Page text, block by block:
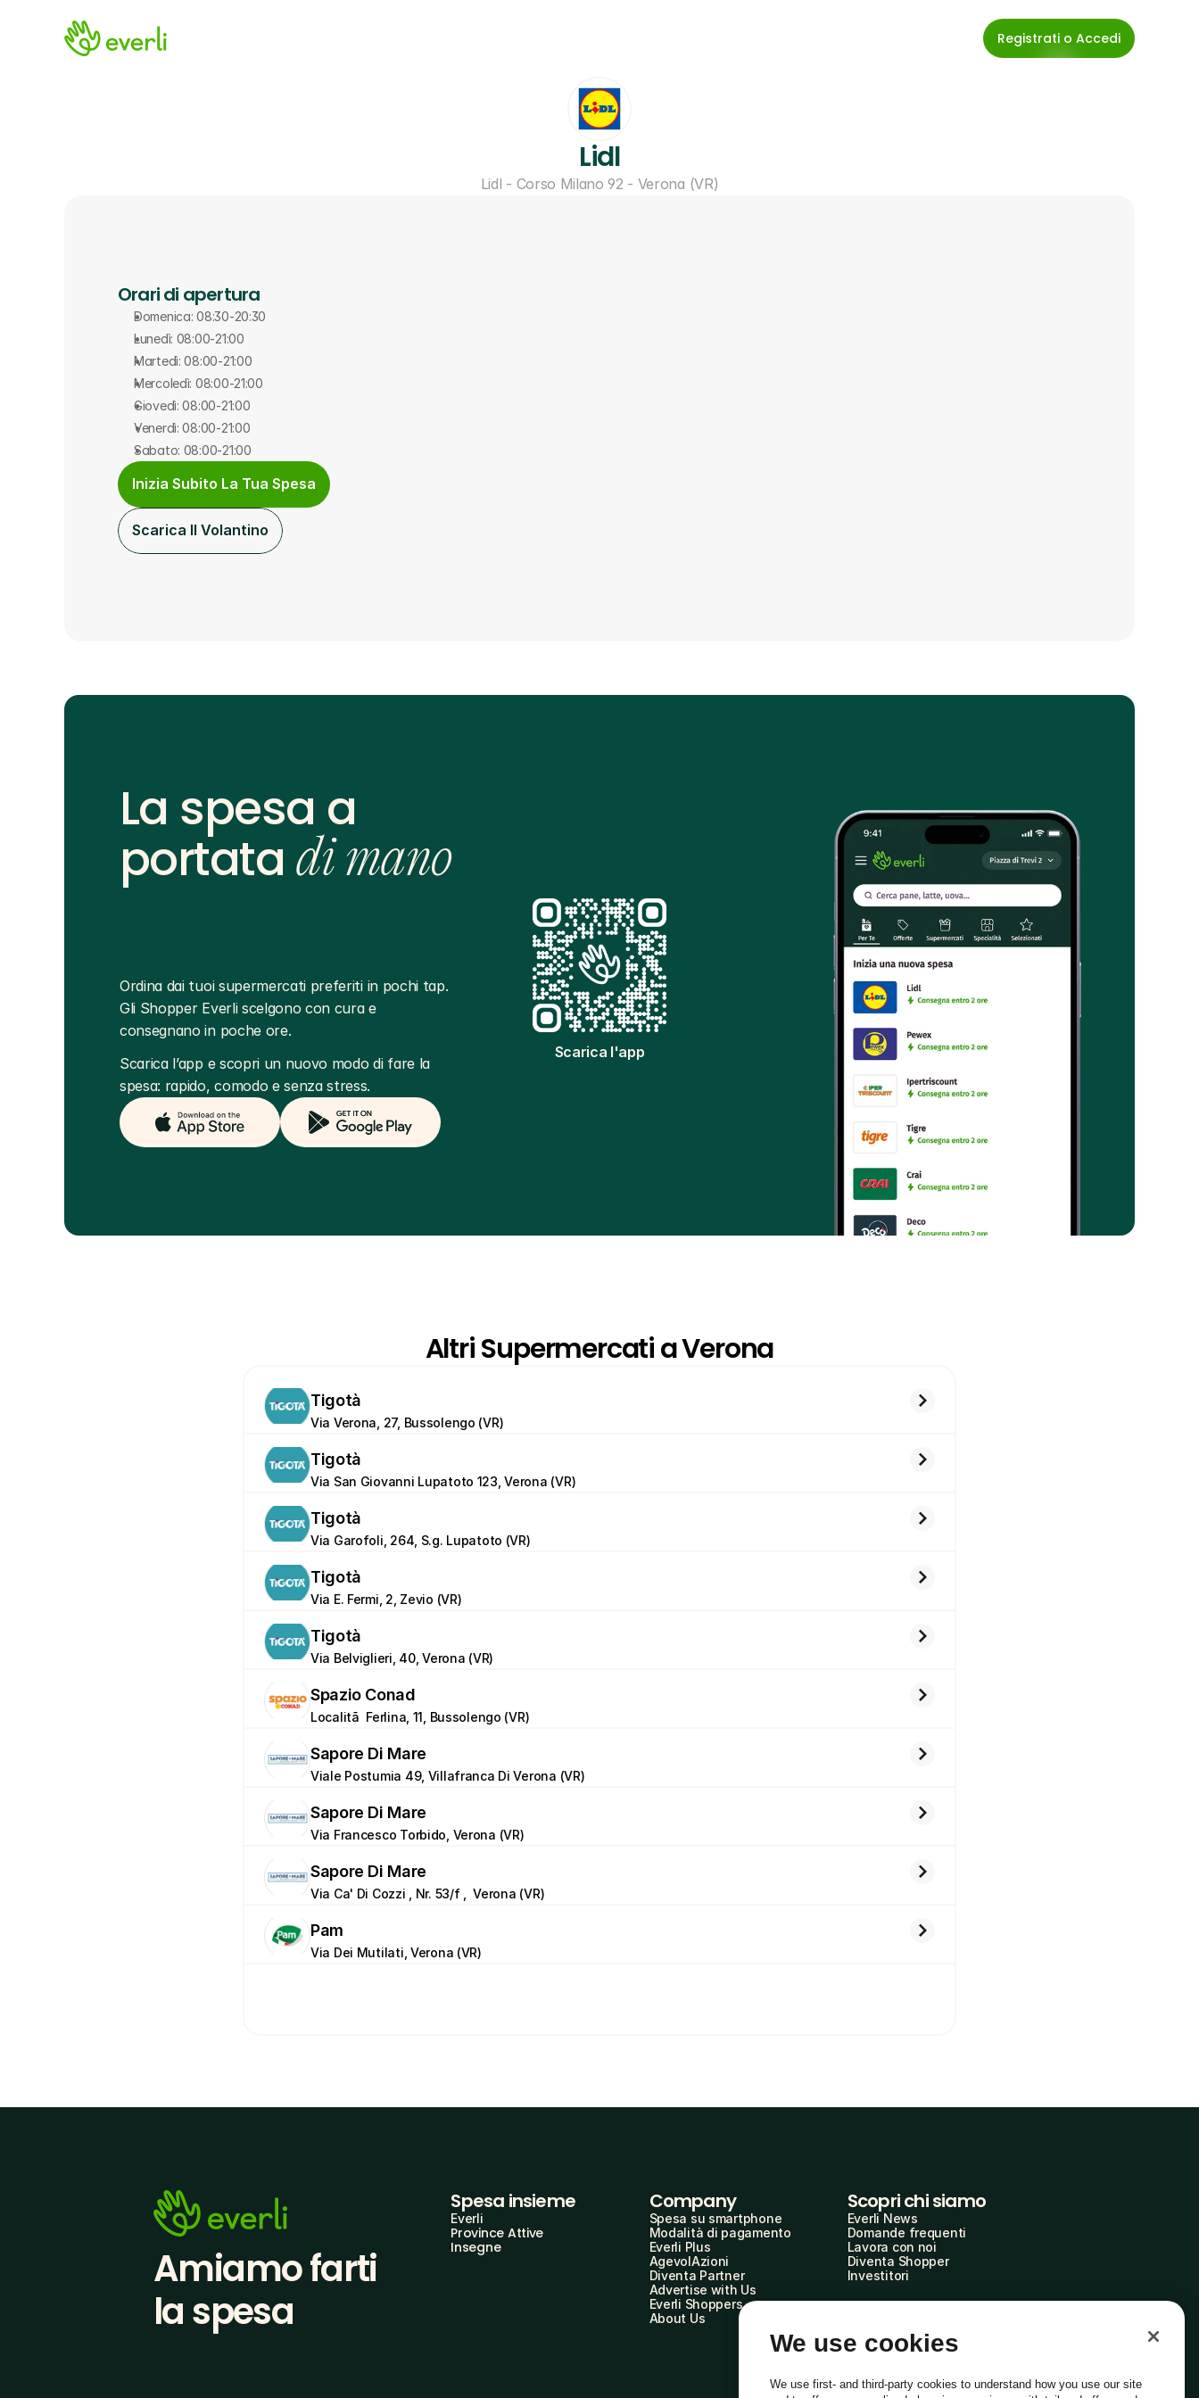
Registrati o Accedi
Lidl
Lidl - Corso Milano 92 - Verona (VR)
Orari di apertura
Domenica: 08:30-20:30
Lunedì: 08:00-21:00
Martedì: 08:00-21:00
Mercoledì: 08:00-21:00
Giovedì: 08:00-21:00
Venerdì: 08:00-21:00
Sabato: 08:00-21:00
Inizia Subito La Tua Spesa
Scarica Il Volantino
Scarica l'app
La spesa a
portata di mano
Ordina dai tuoi supermercati preferiti in pochi tap.
Gli Shopper Everli scelgono con cura e
consegnano in poche ore.
Scarica l’app e scopri un nuovo modo di fare la
spesa: rapido, comodo e senza stress.
Altri Supermercati a Verona
Tigotà
Via Verona, 27, Bussolengo (VR)
Tigotà
Via San Giovanni Lupatoto 123, Verona (VR)
Tigotà
Via Garofoli, 264, S.g. Lupatoto (VR)
Tigotà
Via E. Fermi, 2, Zevio (VR)
Tigotà
Via Belviglieri, 40, Verona (VR)
Spazio Conad
Localitã  Ferlina, 11, Bussolengo (VR)
Sapore Di Mare
Viale Postumia 49, Villafranca Di Verona (VR)
Sapore Di Mare
Via Francesco Torbido, Verona (VR)
Sapore Di Mare
Via Ca' Di Cozzi , Nr. 53/f ,  Verona (VR)
Pam
Via Dei Mutilati, Verona (VR)
Amiamo farti
la spesa
Spesa insieme
Everli
Province Attive
Insegne
Company
Spesa su smartphone
Modalità di pagamento
Everli Plus
AgevolAzioni
Diventa Partner
Advertise with Us
Everli Shoppers
About Us
Scopri chi siamo
Everli News
Domande frequenti
Lavora con noi
Diventa Shopper
Investitori
We use cookies
We use first- and third-party cookies to understand how you use our site